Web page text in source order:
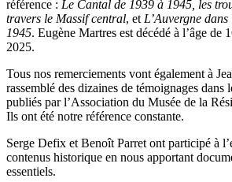
référence : Le Cantal de 1939 à 1945, les
travers le Massif central, et L’Auvergne
1945. Eugène Martres est décédé à l’âge de
2025.
Tous nos remerciements vont également à
rassemblé des dizaines de témoignages dans
publiés par l’Association du Musée de la
Ils ont été notre référence constante.
Serge Defix et Benoît Parret ont participé à
contenus historique en nous apportant
essentiels.